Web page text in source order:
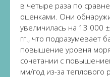
в четыре раза по
оценками. Они
увеличилась на 13 000
гг., что подразумевает
повышение уровня
сочетании с
мм/год из-за теплового